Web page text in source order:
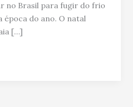
no Brasil para fugir do frio
época do ano. O natal
[…]